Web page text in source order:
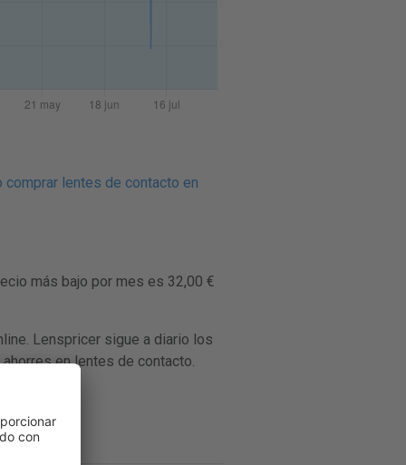
comprar lentes de contacto en
más bajo por mes es 32,00 €
Lenspricer sigue a diario los
en lentes de contacto.
.